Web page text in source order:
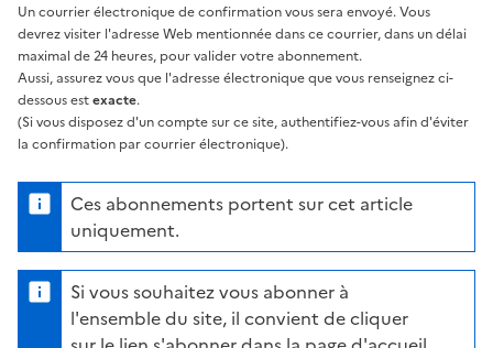
Un courrier électronique de confirmation vous sera envoyé. Vous
devrez visiter l'adresse Web mentionnée dans ce courrier, dans un délai
maximal de 24 heures, pour valider votre abonnement.
Aussi, assurez vous que l'adresse électronique que vous renseignez ci-
dessous estexacte.
(Si vous disposez d'un compte sur ce site, authentifiez-vous afin d'éviter
la confirmation par courrier électronique).
Ces abonnements portent sur cet article
uniquement.
Si vous souhaitez vous abonner à
l'ensemble du site, il convient de cliquer